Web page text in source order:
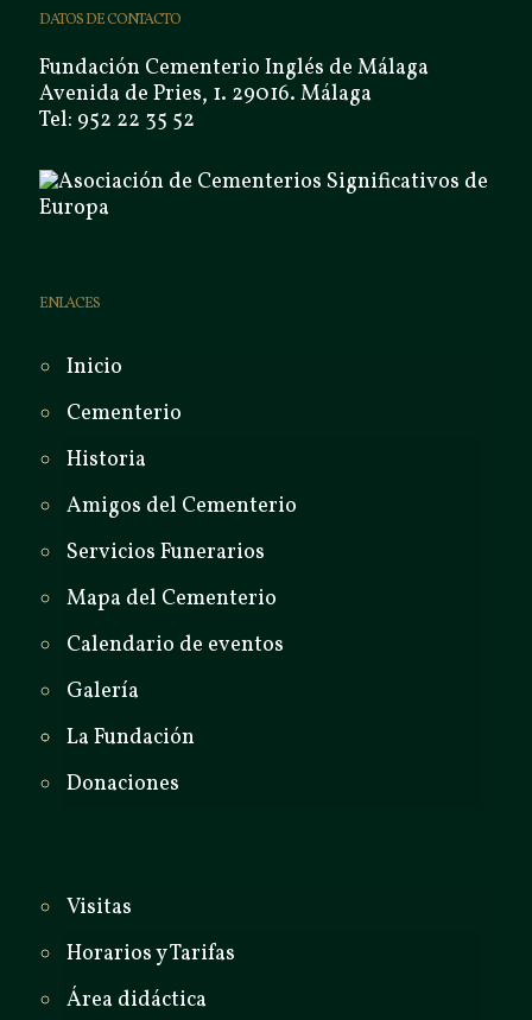
DATOS DE CONTACTO
Fundación Cementerio Inglés de Málaga
Avenida de Pries, 1. 29016. Málaga
Tel: 952 22 35 52
ENLACES
Inicio
Cementerio
Historia
Amigos del Cementerio
Servicios Funerarios
Mapa del Cementerio
Calendario de eventos
Galería
La Fundación
Donaciones
Visitas
Horarios y Tarifas
Área didáctica